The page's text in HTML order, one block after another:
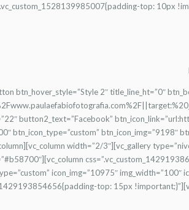
top: 10px
btn_hover_style=”Style 2″ title_line_ht=”0″
button2_text=”Facebook”
btn_icon_type=”custom” btn_icon_img=”9198″
width=”2/3″][vc_gallery
icon_img=”10975″
top: 15px